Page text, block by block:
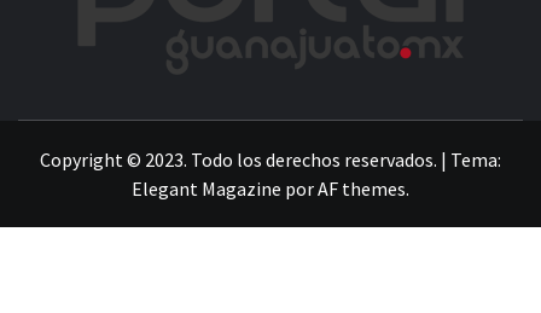
Copyright © 2023. Todo los derechos reservados. | Tema:
Elegant Magazine porAF themes.